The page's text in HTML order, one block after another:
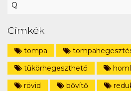
Q
Címkék
tompa
tükörhegeszthető
rövid
bővítő